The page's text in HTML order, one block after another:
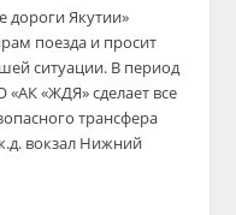
дороги Якутии»
поезда и просит
ситуации. В период
«ЖДЯ» сделает все
трансфера
вокзал Нижний